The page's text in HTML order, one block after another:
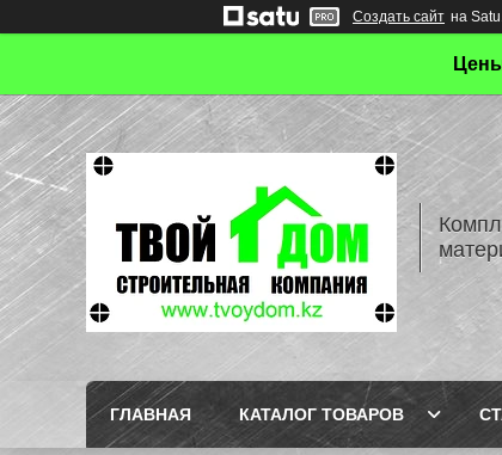
Создать сайт на
ГЛАВНАЯ КАТАЛОГ ТОВАРОВ